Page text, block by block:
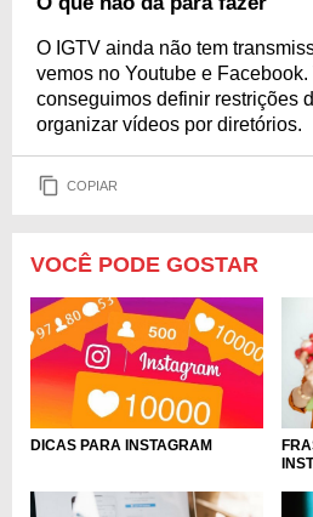
O IGTV ainda não tem
vemos no Youtube e Facebook.
conseguimos definir restrições
organizar vídeos por diretórios.
COPIAR
VOCÊ PODE GOSTAR
DICAS PARA INSTAGRAM